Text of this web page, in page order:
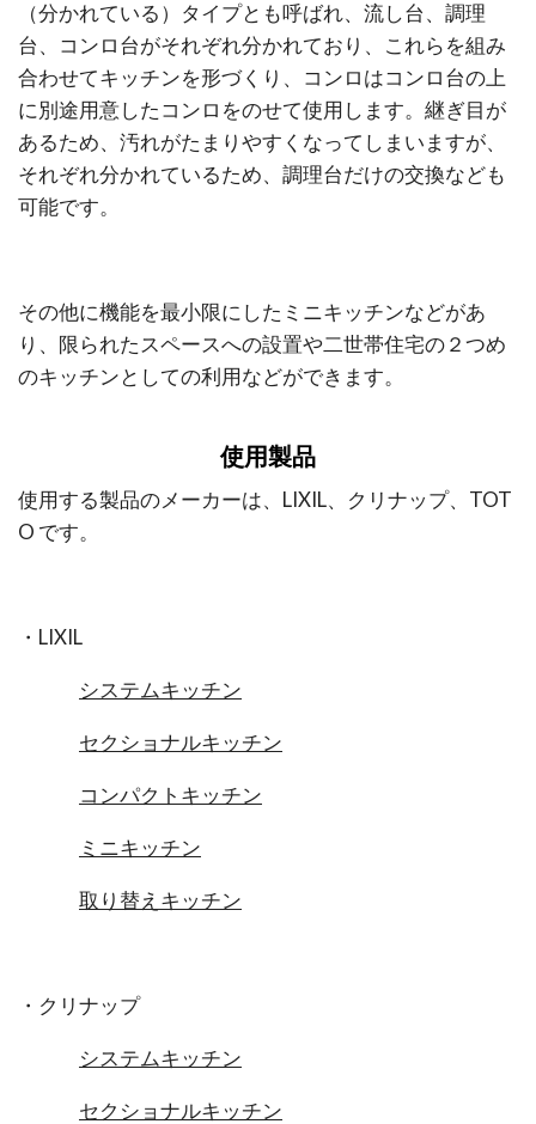
（分かれている）タイプとも呼ばれ、流し台、調理
台、コンロ台がそれぞれ分かれており、これらを組み
合わせてキッチンを形づくり、 コンロはコンロ台の上
に別途用意したコンロをのせて使用します。 継ぎ目が
あるため、汚れがたまりやすくなってしまいますが、
それぞれ分かれているため、調理台だけの交換なども
可能です。
その他に機能を最小限にしたミニキッチンなどがあ
り、限られたスペースへの設置や二世帯住宅の２つめ
のキッチンとしての利用などができます。
使用製品
使用する製品のメーカーは、LIXIL、クリナップ、TOT
O です。
・LIXIL
システムキッチン
セクショナルキッチン
コンパクトキッチン
ミニキッチン
取り替えキッチン
・クリナップ
システムキッチン
セクショナルキッチン